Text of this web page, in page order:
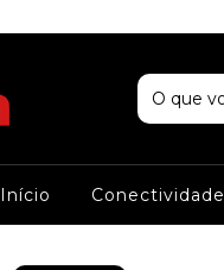
Início Conectividade